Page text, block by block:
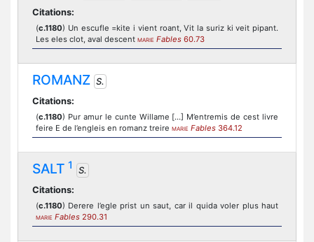
Citations:
(c.1180) Un escufle =kite i vient roant, Vit la suriz ki veit pipant.
Les eles clot, aval descent MARIE Fables 60.73
ROMANZ S.
Citations:
(c.1180) Pur amur le cunte Willame [...] M’entremis de cest livre
feire E de l’engleis en romanz treire MARIE Fables 364.12
SALT 1
S.
Citations:
(c.1180) Derere l’egle prist un saut, car il quida voler plus haut
MARIE Fables 290.31